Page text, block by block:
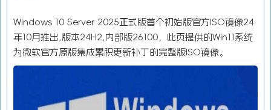
Windows 10 Server 2025正式版首个初始版官方ISO镜像24
年10月推出,版本24H2,内部版26100，此页提供的Win11系统
为微软官方原版集成累积更新补丁的完整版ISO镜像。